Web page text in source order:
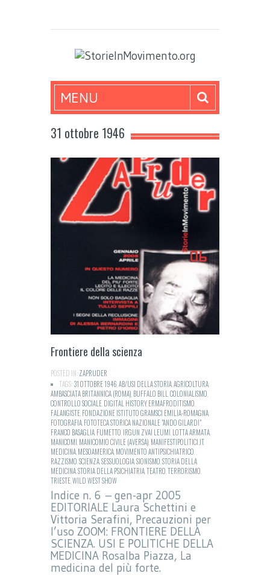
MENU
31 ottobre 1946
Frontiere della scienza
POSTED IN:ZAPRUDER
TAGS:31 OTTOBRE 1946,AB/USI DELLA STORIA,AGRICOLTURA,
AMBASCIATA BRITANNICA (ROMA),BUFFALO BILL,COLONIALISMO,
CONTROLLO SOCIALE,DIGITAL HISTORY,ERMAFRODITISMO,
FALANGISTE,FONDAZIONE ISTITUTO GRAMSCI EMILIA-ROMAGNA,
FOTOGRAFIA,FOTOTECA STORICA NAZIONALE "ANDO GILARDI",
FRANCO BASAGLIA,FUMETTO,IRGUN ZVAI LEUMI,LOTTA ARMATA,
MANICOMI,MANICOMIO CIVILE (AVERSA),MANIFESTIPOLITICI.IT,
MEDICINA,MESOAMERICA,MOVIMENTO ANTIPSICHIATRICO,
RAZZISMO,SCIENZA,SESSUOLOGIA,SIONISMO,STORIA DELLA
MEDICINA,STORIA DELLA PSICHIATRIA,TEATRO,TERRORISMO,
TRIESTE,WILD WEST SHOW
Indice n. 6 – gen-apr 2005
EDITORIALE Laura Schettini e
Vittoria Serafini, Precauzioni per
l’uso ZOOM: FRONTIERE DELLA
SCIENZA. USI E POLITICHE DELLA
MEDICINA Rosalba Piazza, La
medicina del più forte.